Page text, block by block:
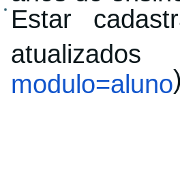
Estar
modulo=aluno